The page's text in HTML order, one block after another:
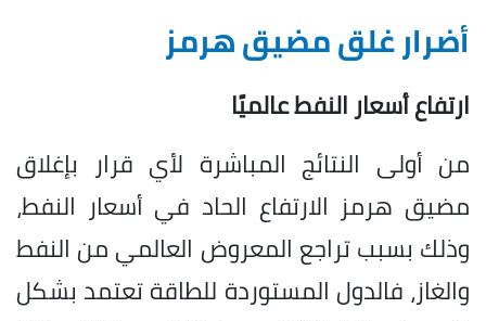
أضرار غلق مضيق هرمز
ارتفاع أسعار النفط عالميًا
من أولى النتائج المباشرة لأي قرار بإغلاق
مضيق هرمز الارتفاع الحاد في أسعار النفط،
وذلك بسبب تراجع المعروض العالمي من النفط
والغاز، فالدول المستوردة للطاقة تعتمد بشكل